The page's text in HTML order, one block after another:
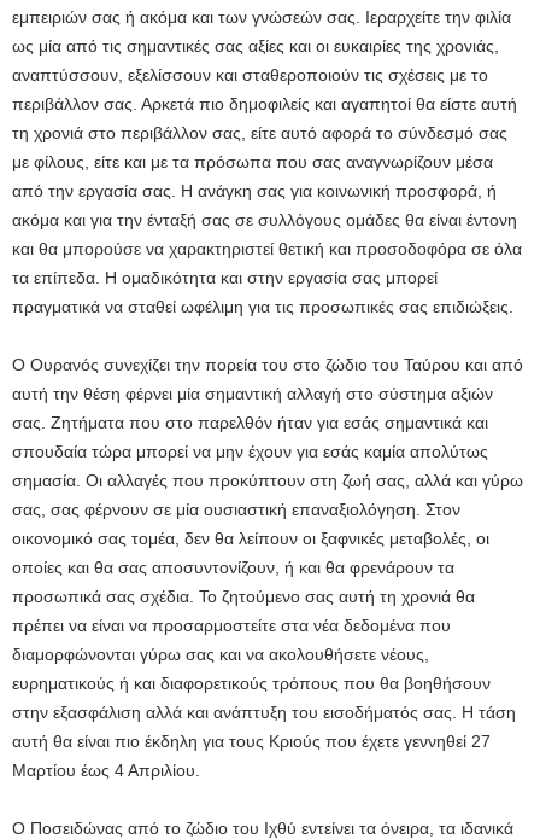
εμπειριών σας ή ακόμα και των γνώσεών σας. Ιεραρχείτε την φιλία
ως μία από τις σημαντικές σας αξίες και οι ευκαιρίες της χρονιάς,
αναπτύσσουν, εξελίσσουν και σταθεροποιούν τις σχέσεις με το
περιβάλλον σας. Αρκετά πιο δημοφιλείς και αγαπητοί θα είστε αυτή
τη χρονιά στο περιβάλλον σας, είτε αυτό αφορά το σύνδεσμό σας
με φίλους, είτε και με τα πρόσωπα που σας αναγνωρίζουν μέσα
από την εργασία σας. Η ανάγκη σας για κοινωνική προσφορά, ή
ακόμα και για την ένταξή σας σε συλλόγους ομάδες θα είναι έντονη
και θα μπορούσε να χαρακτηριστεί θετική και προσοδοφόρα σε όλα
τα επίπεδα. Η ομαδικότητα και στην εργασία σας μπορεί
πραγματικά να σταθεί ωφέλιμη για τις προσωπικές σας επιδιώξεις.
Ο Ουρανός συνεχίζει την πορεία του στο ζώδιο του Ταύρου και από
αυτή την θέση φέρνει μία σημαντική αλλαγή στο σύστημα αξιών
σας. Ζητήματα που στο παρελθόν ήταν για εσάς σημαντικά και
σπουδαία τώρα μπορεί να μην έχουν για εσάς καμία απολύτως
σημασία. Οι αλλαγές που προκύπτουν στη ζωή σας, αλλά και γύρω
σας, σας φέρνουν σε μία ουσιαστική επαναξιολόγηση. Στον
οικονομικό σας τομέα, δεν θα λείπουν οι ξαφνικές μεταβολές, οι
οποίες και θα σας αποσυντονίζουν, ή και θα φρενάρουν τα
προσωπικά σας σχέδια. Το ζητούμενο σας αυτή τη χρονιά θα
πρέπει να είναι να προσαρμοστείτε στα νέα δεδομένα που
διαμορφώνονται γύρω σας και να ακολουθήσετε νέους,
ευρηματικούς ή και διαφορετικούς τρόπους που θα βοηθήσουν
στην εξασφάλιση αλλά και ανάπτυξη του εισοδήματός σας. Η τάση
αυτή θα είναι πιο έκδηλη για τους Κριούς που έχετε γεννηθεί 27
Μαρτίου έως 4 Απριλίου.
Ο Ποσειδώνας από το ζώδιο του Ιχθύ εντείνει τα όνειρα, τα ιδανικά